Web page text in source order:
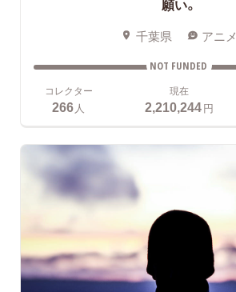
願い。
千葉県 アニメ
NOT FUNDED
コレクター
266人
現在
2,210,244円